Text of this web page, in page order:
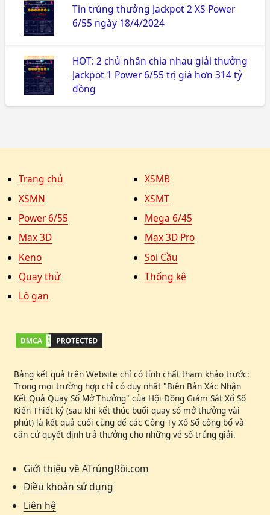
Tin trúng thưởng Jackpot 2 XS Power
6/55 ngày 18/4/2024
HOT: 2 chủ nhân chia nhau giải thưởng
Jackpot 1 Power 6/55 trị giá hơn 314 tỷ
đồng
Trang chủ
XSMB
XSMN
XSMT
Power 6/55
Mega 6/45
Max 3D
Max 3D Pro
Keno
Soi Cầu
Quay thử
Thống kê
Lô gan
Bảng kết quả trên Website chỉ có tính chất tham khảo trước:
Trong mọi trường hợp chỉ có duy nhất "Biên Bản Xác Nhận
Kết Quả Quay Số Mở Thưởng" của Hội Đồng Giám Sát Xổ Số
Kiến Thiết ký (sau khi kết thúc buổi quay số mở thưởng vài
phút) là kết quả cuối cùng để các Công Ty Xổ Số công bố và
căn cứ quyết định trả thưởng cho những vé số trúng giải.
Giới thiệu về ATrúngRồi.com
Điều khoản sử dụng
Liên hệ